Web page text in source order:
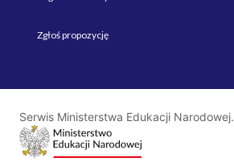
Zgłoś propozycję
Serwis Ministerstwa Edukacji Narodowej.